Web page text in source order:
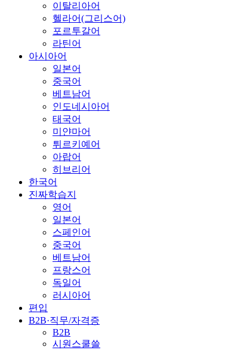
이탈리아어
헬라어(그리스어)
포르투갈어
라틴어
아시아어
일본어
중국어
베트남어
인도네시아어
태국어
미얀마어
튀르키예어
아랍어
히브리어
한국어
진짜학습지
영어
일본어
스페인어
중국어
베트남어
프랑스어
독일어
러시아어
편입
B2B·직무/자격증
B2B
시원스쿨쓸